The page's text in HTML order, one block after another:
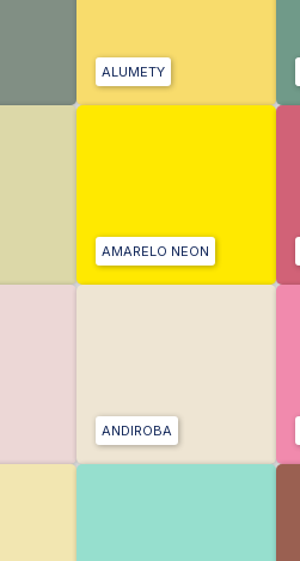
ALUMETY
AMARELO NEON
ANDIROBA